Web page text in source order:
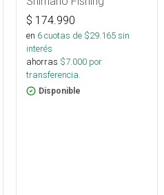
$ 174.990
en 6cuotas de $29.165sin
interés
ahorras $7.000 por
transferencia.
Disponible